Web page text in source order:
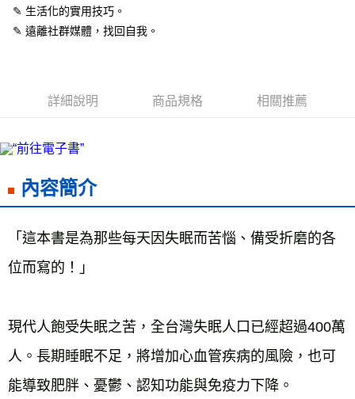
7-11取貨付款
每筆NT$60，滿NT$799(含以上)免運費
每筆NT$70，滿NT$799(含以上)免運費
離島宅配
每筆NT$200，滿NT$99,999(含以上)免運費
海外叢書運費 查看運費
雜誌海外運費
✎ 生活化的實用技巧。
✎ 遠離社群媒體，找回自我。
詳細說明 商品規格 相關推薦
內容簡介
「這本書是為那些每天因失眠而苦惱、備受折磨的各
位而寫的！」
現代人飽受失眠之苦，全台灣失眠人口已經超過400萬
人。長期睡眠不足，將增加心血管疾病的風險，也可
能導致肥胖、憂鬱、認知功能與免疫力下降。